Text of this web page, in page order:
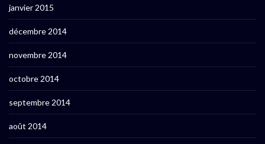
janvier 2015
décembre 2014
novembre 2014
octobre 2014
septembre 2014
août 2014